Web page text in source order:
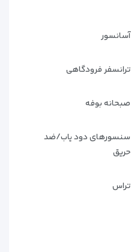
آسانسور
ترانسفر فرودگاهی
صبحانه بوفه
سنسورهای دود یاب/ضد
حریق
تراس